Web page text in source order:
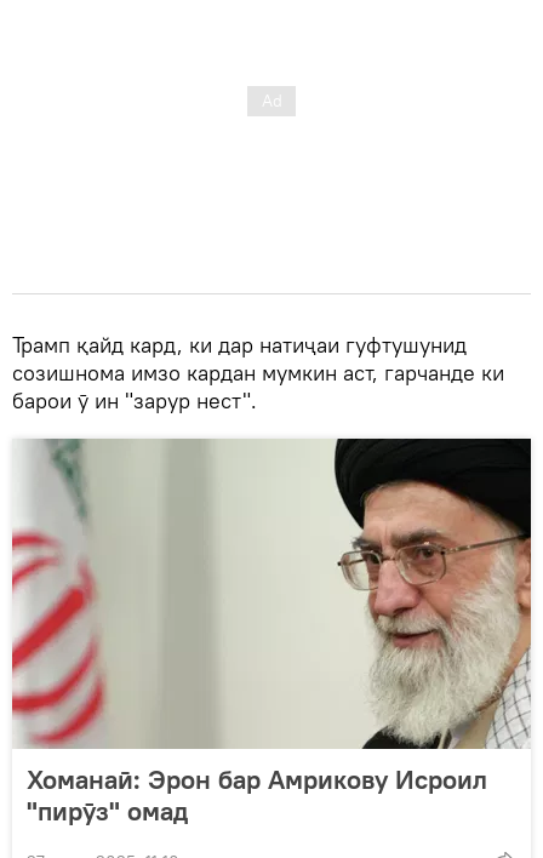
Трамп қайд кард, ки дар натиҷаи гуфтушунид
созишнома имзо кардан мумкин аст, гарчанде ки
барои ӯ ин "зарур нест".
Хоманаӣ: Эрон бар Амрикову Исроил
"пирӯз" омад